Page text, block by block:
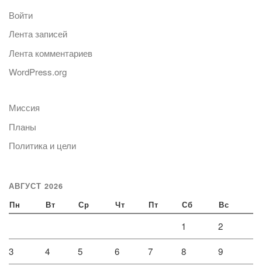
Войти
Лента записей
Лента комментариев
WordPress.org
Миссия
Планы
Политика и цели
АВГУСТ 2026
Пн Вт Ср Чт Пт Сб Вс
1 2
3 4 5 6 7 8 9